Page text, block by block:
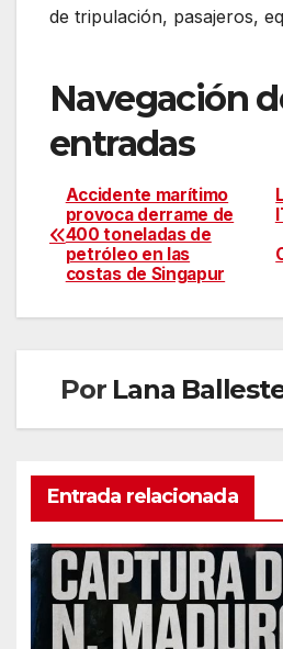
de tripulación, pasajeros,
Navegación
entradas
Accidente marítimo
provoca derrame de
400 toneladas de
petróleo en las
costas de Singapur
Por Lana
Entrada relacionada